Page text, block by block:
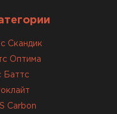
Скандик
Оптима
Баттс
Carbon